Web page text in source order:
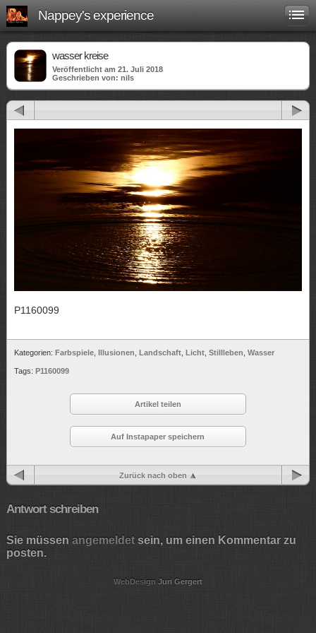
Nappey's experience
wasser kreise
Veröffentlicht am 21. Juli 2018
Geschrieben von: nils
P1160099
Kategorien: Farbspiele Illusionen Landschaft Licht Stillleben Wasser
Tags: P1160099
Artikel teilen
Auf Instapaper speichern
Zurück nach oben
Antwort schreiben
Sie müssen angemeldet sein, um einen Kommentar zu
posten.
WebDesign Juri Gergert